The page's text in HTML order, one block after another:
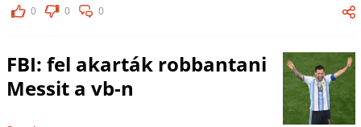
0 0 0
FBI: fel akarták robbantani
Messit a vb-n